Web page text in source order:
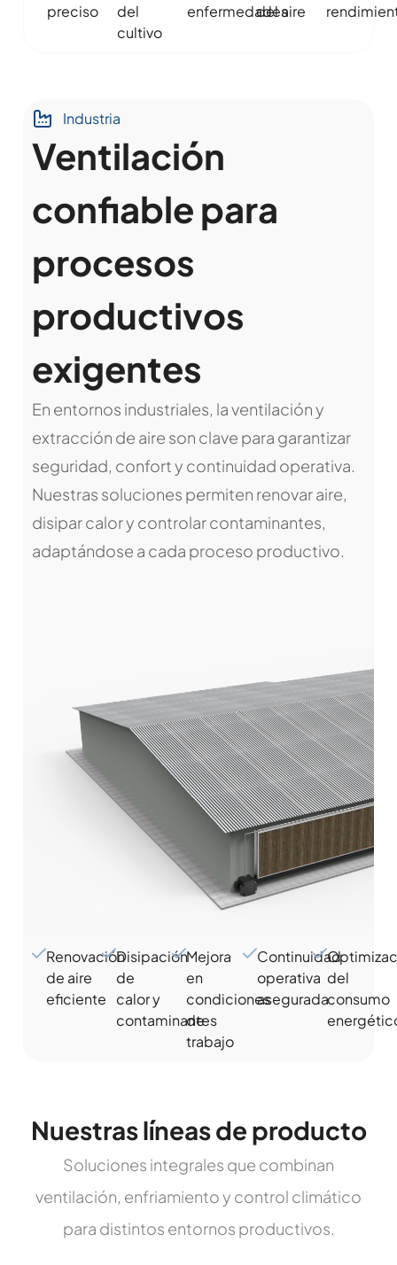
preciso
del
cultivo
enfermedades
del aire
Industria
Ventilación
confiable para
procesos
productivos
exigentes
En entornos industriales, la ventilación y
extracción de aire son clave para garantizar
seguridad, confort y continuidad operativa.
Nuestras soluciones permiten renovar aire,
disipar calor y controlar contaminantes,
adaptándose a cada proceso productivo.
Renovación
de aire
eficiente
Disipación
de
calor y
contaminantes
Mejora
en
condiciones
de
trabajo
Continuidad
operativa
asegurada
del
consumo
Nuestras líneas de producto
Soluciones integrales que combinan
ventilación, enfriamiento y control climático
para distintos entornos productivos.